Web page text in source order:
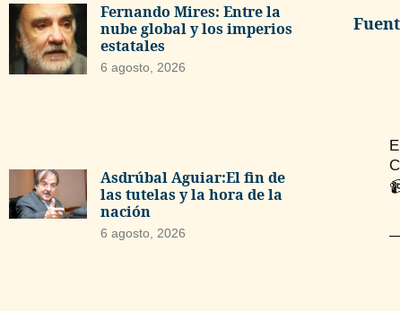
Fernando Mires: Entre la
nube global y los imperios
estatales
6 agosto, 2026
Asdrúbal Aguiar:El fin de
las tutelas y la hora de la
nación
6 agosto, 2026